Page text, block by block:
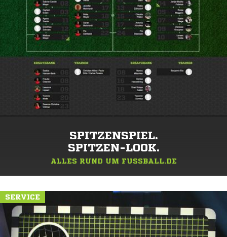
SPITZENSPIEL.
SPITZEN-LOOK.
ALLES RUND UM FUSSBALL.DE
SERVICE